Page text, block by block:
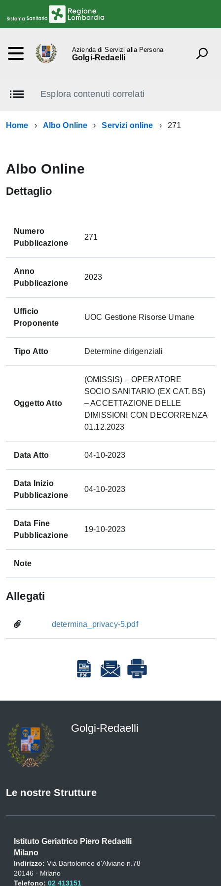
Azienda di Servizi alla Persona
Golgi-Redaelli
Esplora contenuti correlati
Home Albo Online Servizi online 271
Albo Online
Dettaglio
Numero
Pubblicazione
271
Anno
Pubblicazione
2023
Ufficio
Proponente
UOC Gestione Risorse Umane
Tipo Atto Determine dirigenziali
Oggetto Atto
(OMISSIS) – OPERATORE
SOCIO SANITARIO (EX CAT. BS)
– ACCETTAZIONE DELLE
DIMISSIONI CON DECORRENZA
01.12.2023
Data Atto 04-10-2023
Data Inizio
Pubblicazione
04-10-2023
Data Fine
Pubblicazione
19-10-2023
Note
Allegati
determina_privacy-5.pdf
Golgi-Redaelli
Le nostre Strutture
Istituto Geriatrico Piero Redaelli
Milano
Indirizzo: Via Bartolomeo d'Alviano n.78
20146 - Milano
Telefono: 02 413151